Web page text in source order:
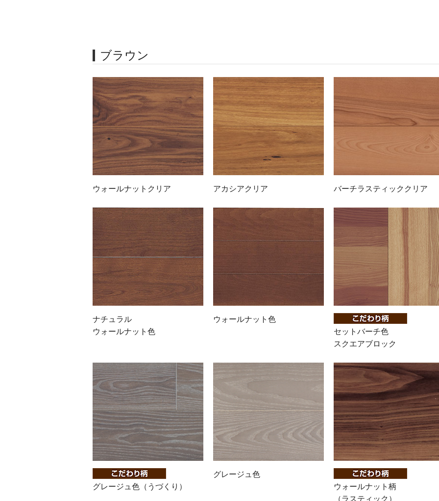
ブラウン
ウォールナットクリア アカシアクリア バーチラスティッククリア
ナチュラル
ウォールナット色
ウォールナット色
セットバーチ色
スクエアブロック
グレージュ色（うづくり）
グレージュ色
ウォールナット柄
（ラスティック）